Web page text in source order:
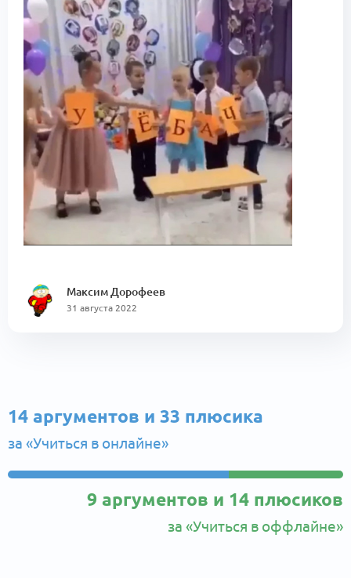
Максим Дорофеев
31 августа 2022
14 аргументов и 33 плюсика
за «Учиться в онлайне»
9 аргументов и 14 плюсиков
за «Учиться в оффлайне»